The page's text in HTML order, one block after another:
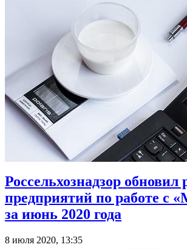
Россельхознадзор обновил
предприятий по работе с
за июнь 2020 года
8 июля 2020, 13:35